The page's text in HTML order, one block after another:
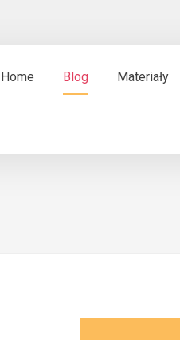
Home Blog Materiały